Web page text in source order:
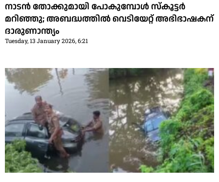
നാടൻ തോക്കുമായി പോകുമ്പോൾ സ്കൂട്ടർ
മറിഞ്ഞു; അബദ്ധത്തിൽ വെടിയേറ്റ് അഭിഭാഷകന്
ദാരുണാന്ത്യം
Tuesday, 13 January 2026, 6:21